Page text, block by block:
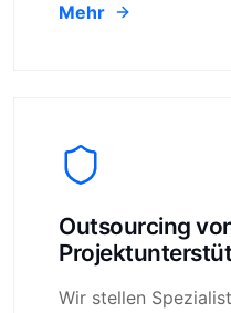
Mehr
Outsourcing
Wir stellen